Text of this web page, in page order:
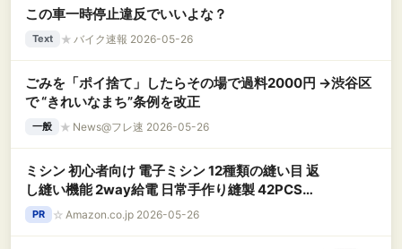
この車一時停止違反でいいよな？
Text ★ バイク速報 2026-05-26
ごみを「ポイ捨て」したらその場で過料2000円 →渋谷区
で “きれいなまち”条例を改正
一般 ★ News@フレ速 2026-05-26
ミシン 初心者向け 電子ミシン 12種類の縫い目 返
し縫い機能 2way給電 日常手作り縫製 42PCS裁
縫セット付き スピード調整可能 持ち運び便利 日
本語説明書付き
PR ☆ Amazon.co.jp 2026-05-26